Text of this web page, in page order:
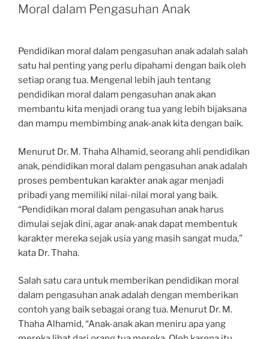
Moral dalam Pengasuhan Anak
Pendidikan moral dalam pengasuhan anak adalah salah
satu hal penting yang perlu dipahami dengan baik oleh
setiap orang tua. Mengenal lebih jauh tentang
pendidikan moral dalam pengasuhan anak akan
membantu kita menjadi orang tua yang lebih bijaksana
dan mampu membimbing anak-anak kita dengan baik.
Menurut Dr. M. Thaha Alhamid, seorang ahli pendidikan
anak, pendidikan moral dalam pengasuhan anak adalah
proses pembentukan karakter anak agar menjadi
pribadi yang memiliki nilai-nilai moral yang baik.
“Pendidikan moral dalam pengasuhan anak harus
dimulai sejak dini, agar anak-anak dapat membentuk
karakter mereka sejak usia yang masih sangat muda,”
kata Dr. Thaha.
Salah satu cara untuk memberikan pendidikan moral
dalam pengasuhan anak adalah dengan memberikan
contoh yang baik sebagai orang tua. Menurut Dr. M.
Thaha Alhamid, “Anak-anak akan meniru apa yang